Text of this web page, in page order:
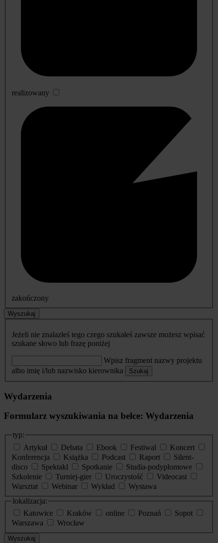
realizowany
zakończony
Wyszukaj
Jeżeli nie znalazłeś tego czego szukałeś zawsze możesz wpisać
szukane słowo lub frazę poniżej
Wpisz fragment nazwy projektu
albo imię i/lub nazwisko kierownika
Szukaj
Wydarzenia
Formularz wyszukiwania na belce: Wydarzenia
typ:
Artykuł
Debata Ebook Festiwal
Koncert
Konferencja
Książka Podcast Raport
Silent-
disco
Spektakl Spotkanie
Studia-podyplomowe
Szkolenie
Turniej-gier Uroczystość
Videocast
Warsztat
Webinar Wykład
Wystawa
lokalizacja:
Katowice
Kraków online Poznań
Sopot
Warszawa
Wrocław
Wyszukaj